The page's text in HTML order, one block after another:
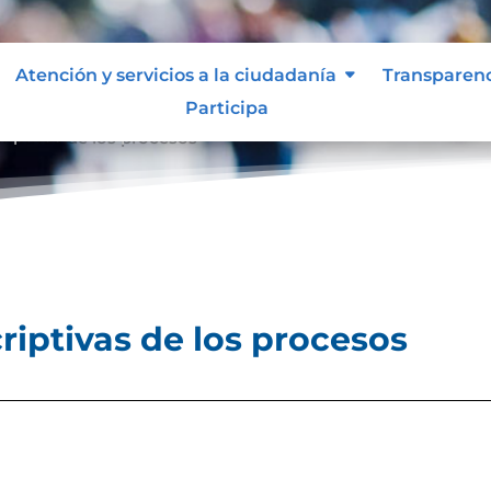
Atención y servicios a la ciudadanía
Participa
de los procesos
de los procesos